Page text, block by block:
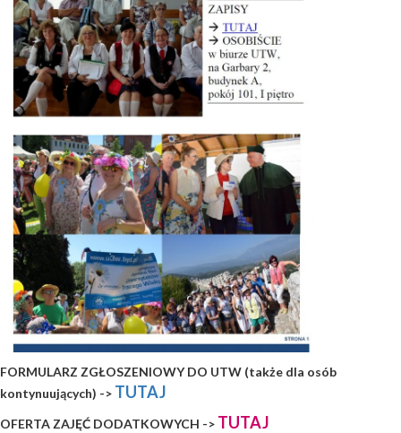
FORMULARZ ZGŁOSZENIOWY DO UTW (także dla osób
kontynuujących) -> TUTAJ
OFERTA ZAJĘĆ DODATKOWYCH -> TUTAJ